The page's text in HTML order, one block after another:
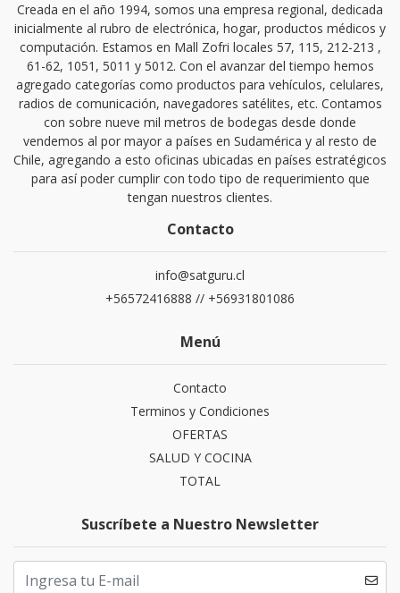
Creada en el año 1994, somos una empresa regional, dedicada
inicialmente al rubro de electrónica, hogar, productos médicos y
computación. Estamos en Mall Zofri locales 57, 115, 212-213 ,
61-62, 1051, 5011 y 5012. Con el avanzar del tiempo hemos
agregado categorías como productos para vehículos, celulares,
radios de comunicación, navegadores satélites, etc. Contamos
con sobre nueve mil metros de bodegas desde donde
vendemos al por mayor a países en Sudamérica y al resto de
Chile, agregando a esto oficinas ubicadas en países estratégicos
para así poder cumplir con todo tipo de requerimiento que
tengan nuestros clientes.
Contacto
info@satguru.cl
+56572416888 // +56931801086
Menú
Contacto
Terminos y Condiciones
OFERTAS
SALUD Y COCINA
TOTAL
Suscríbete a Nuestro Newsletter